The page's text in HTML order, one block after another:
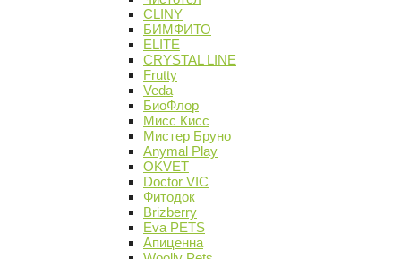
CLINY
БИМФИТО
ELITE
CRYSTAL LINE
Frutty
Veda
БиоФлор
Мисс Кисс
Мистер Бруно
Anymal Play
OKVET
Doctor VIC
Фитодок
Brizberry
Eva PETS
Апиценна